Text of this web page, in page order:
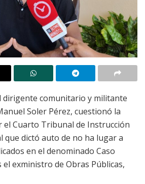
dirigente comunitario y militante
Soler Pérez, cuestionó la
el Cuarto Tribunal de Instrucción
que dictó auto de no ha lugar a
en el denominado Caso
exministro de Obras Públicas,